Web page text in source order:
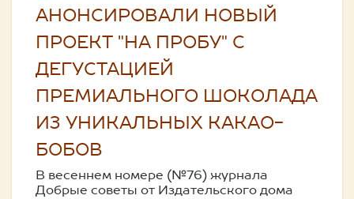
АНОНСИРОВАЛИ НОВЫЙ
ПРОЕКТ "НА ПРОБУ" С
ДЕГУСТАЦИЕЙ
ПРЕМИАЛЬНОГО ШОКОЛАДА
ИЗ УНИКАЛЬНЫХ КАКАО-
БОБОВ
В весеннем номере (№76) журнала
Добрые советы от Издательского дома